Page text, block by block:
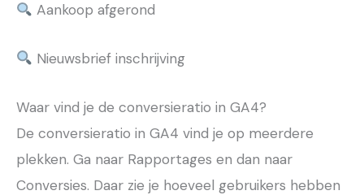
Aankoop afgerond
Nieuwsbrief inschrijving
Waar vind je de conversieratio in GA4?
De conversieratio in GA4 vind je op meerdere
plekken. Ga naar Rapportages en dan naar
Conversies. Daar zie je hoeveel gebruikers hebben